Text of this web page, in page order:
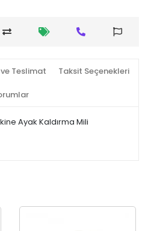
Teslimat Taksit Seçenekleri
Ayak Kaldırma Mili